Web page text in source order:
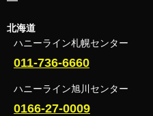
北海道
ハニーライン札幌センター
011-736-6660
ハニーライン旭川センター
0166-27-0009